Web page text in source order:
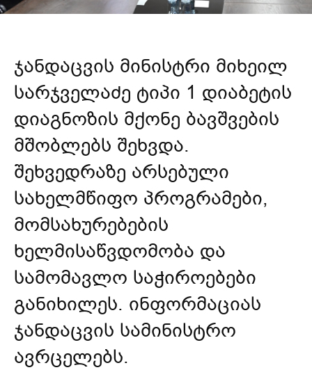
ჯანდაცვის მინისტრი მიხეილ
სარჯველაძე ტიპი 1 დიაბეტის
დიაგნოზის მქონე ბავშვების
მშობლებს შეხვდა.
შეხვედრაზე არსებული
სახელმწიფო პროგრამები,
მომსახურებების
ხელმისაწვდომობა და
სამომავლო საჭიროებები
განიხილეს. ინფორმაციას
ჯანდაცვის სამინისტრო
ავრცელებს.